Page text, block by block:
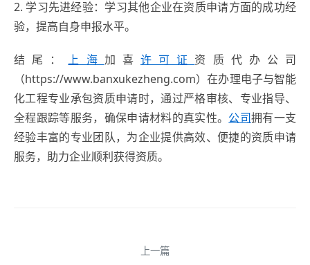
2. 学习先进经验：学习其他企业在资质申请方面的成功经
验，提高自身申报水平。
结尾： 上海 加喜 许可证 资质代办公司
（https://www.banxukezheng.com）在办理电子与智能
化工程专业承包资质申请时，通过严格审核、专业指导、
全程跟踪等服务，确保申请材料的真实性。 公司拥有一支
经验丰富的专业团队，为企业提供高效、便捷的资质申请
服务，助力企业顺利获得资质。
上一篇